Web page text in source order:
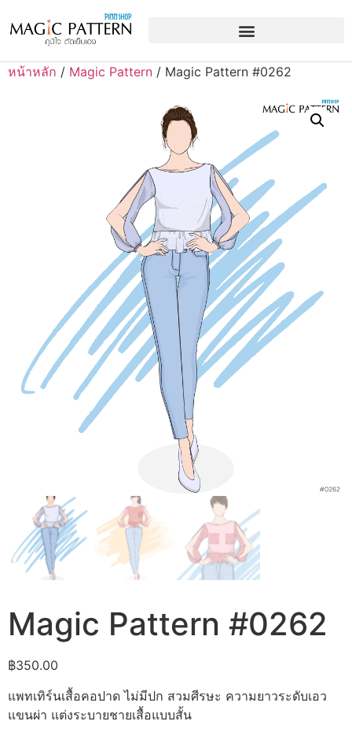
หน้าหลัก / Magic Pattern / Magic Pattern #0262
Magic Pattern #0262
฿350.00
แพทเทิร์นเสื้อคอปาด ไม่มีปก สวมศีรษะ ความยาวระดับเอว
แขนผ่า แต่งระบายชายเสื้อแบบสั้น